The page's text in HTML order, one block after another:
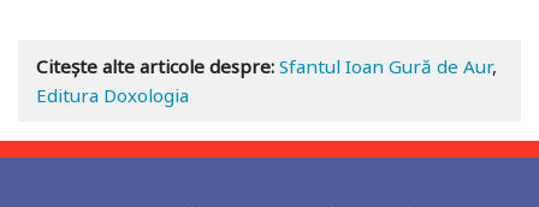
Citește alte articole despre: Sfantul Ioan Gură de Aur,
Editura Doxologia